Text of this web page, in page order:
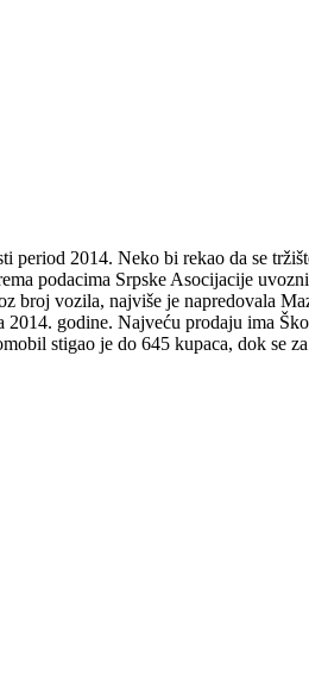
2014. Neko bi rekao da se
podacima Srpske Asocijacije
broj vozila, najviše je napredovala
godine. Najveću prodaju ima
stigao je do 645 kupaca, dok se